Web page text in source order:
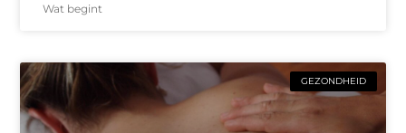
Wat begint
GEZONDHEID